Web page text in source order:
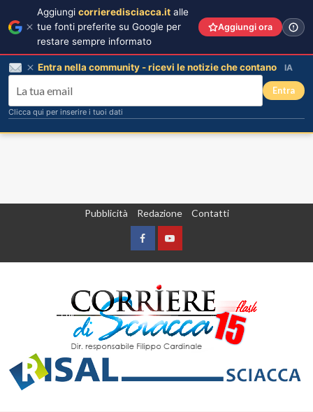
Pubblicità Redazione Contatti
FacebookYountube
Aggiungi corrieredisciacca.it alle
tue fonti preferite su Google per
restare sempre informato
Aggiungi ora
Entra nella community - ricevi le notizie che contano IA
Entra
Clicca qui per inserire i tuoi dati